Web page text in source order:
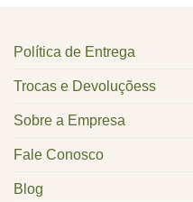
Política de Entrega
Trocas e Devoluçõess
Sobre a Empresa
Fale Conosco
Blog